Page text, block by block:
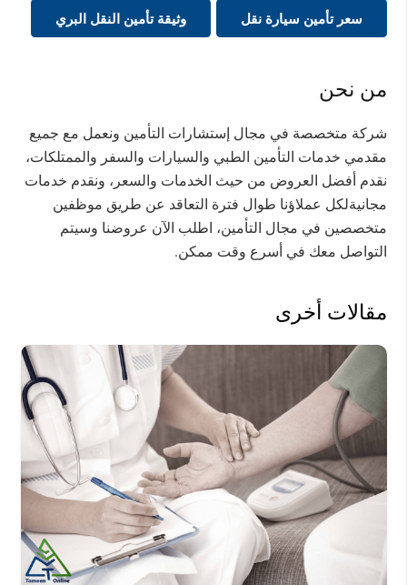
سعر تأمين سيارة نقل وثيقة تأمين النقل البري
من نحن
شركة متخصصة في مجال إستشارات التأمين ونعمل مع جميع
مقدمي خدمات التأمين الطبي والسيارات والسفر والممتلكات،
نقدم أفضل العروض من حيث الخدمات والسعر، ونقدم خدمات
مجانيةلكل عملاؤنا طوال فترة التعاقد عن طريق موظفين
متخصصين في مجال التأمين، اطلب الآن عروضنا وسيتم
التواصل معك في أسرع وقت ممكن.
مقالات أخرى